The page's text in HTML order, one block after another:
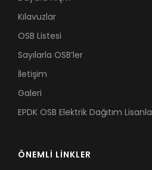
Kılavuzlar
OSB Listesi
Sayılarla OSB’ler
İletişim
Galeri
EPDK OSB Elektrik Dağıtım
ÖNEMLİ LİNKLER